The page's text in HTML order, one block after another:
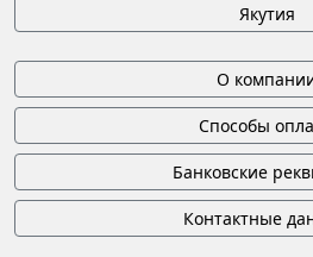
Якутия
О
Способы
Банковские
Контактные